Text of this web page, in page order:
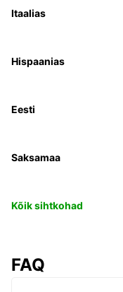
Itaalias
Hispaanias
Eesti
Saksamaa
Kõik sihtkohad
FAQ